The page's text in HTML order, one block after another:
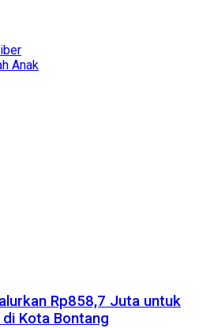
Anak
Rp858,7 Juta untuk
Kota Bontang